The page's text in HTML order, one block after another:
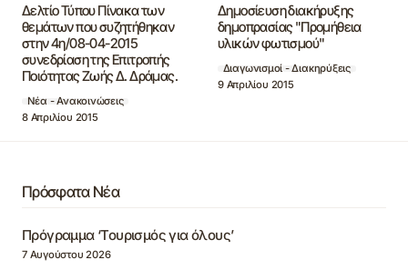
Δελτίο Τύπου Πίνακα των
θεμάτων που συζητήθηκαν
στην 4η/08-04-2015
συνεδρίαση της Επιτροπής
Ποιότητας Ζωής Δ. Δράμας.
Νέα - Ανακοινώσεις
8 Απριλίου 2015
Δημοσίευση διακήρυξης
δημοπρασίας "Προμήθεια
υλικών φωτισμού"
Διαγωνισμοί - Διακηρύξεις
9 Απριλίου 2015
Πρόσφατα Νέα
Πρόγραμμα ‘Τουρισμός για όλους’
7 Αυγούστου 2026